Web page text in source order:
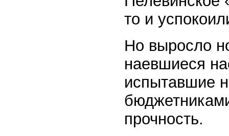
то и
Но выросло
наевшиеся
испытавшие
прочность.